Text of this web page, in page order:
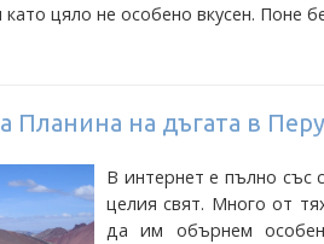
цяло не особено вкусен. Поне
Планина на дъгата в Перу
В интернет е пълно със
целия свят. Много от
да им обърнем